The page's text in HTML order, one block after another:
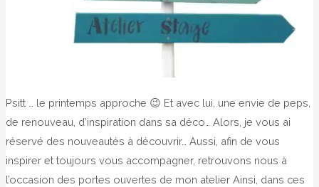
Psitt … le printemps approche 😉 Et avec lui, une envie de peps,
de renouveau, d’inspiration dans sa déco… Alors, je vous ai
réservé des nouveautés à découvrir… Aussi, afin de vous
inspirer et toujours vous accompagner, retrouvons nous à
l’occasion des portes ouvertes de mon atelier Ainsi, dans ces